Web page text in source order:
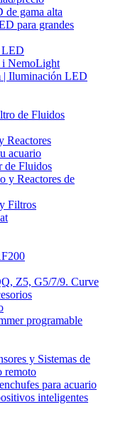
gama alta
para grandes
LED
i NemoLight
| Iluminación LED
de Fluidos
Reactores
acuario
de Fluidos
y Reactores de
Filtros
Z5, G5/7/9. Curve
programable
y Sistemas de
remoto
para acuario
inteligentes